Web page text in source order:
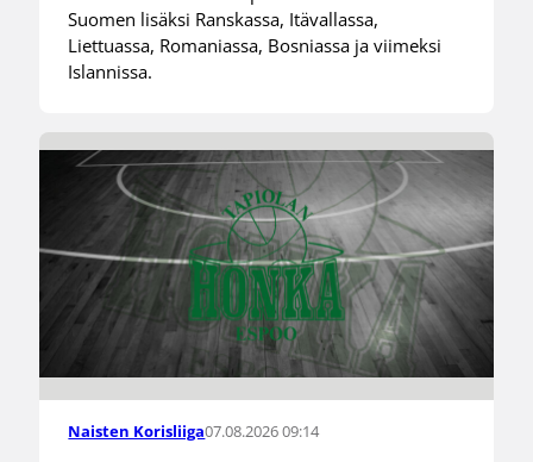
Suomen lisäksi Ranskassa, Itävallassa,
Liettuassa, Romaniassa, Bosniassa ja viimeksi
Islannissa.
Naisten Korisliiga07.08.2026 09:14